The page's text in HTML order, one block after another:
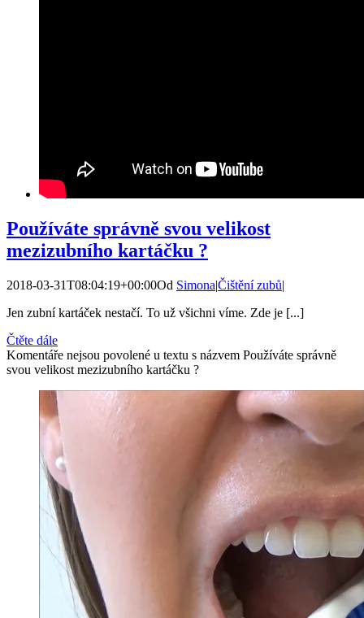
Používáte správně svou velikost
mezizubního kartáčku ?
2018-03-31T08:04:19+00:00Od Simona|Čištění zubů|
Jen zubní kartáček nestačí. To už všichni víme. Zde je [...]
Čtěte dále
Komentáře nejsou povolené u textu s názvem Používáte správně
svou velikost mezizubního kartáčku ?